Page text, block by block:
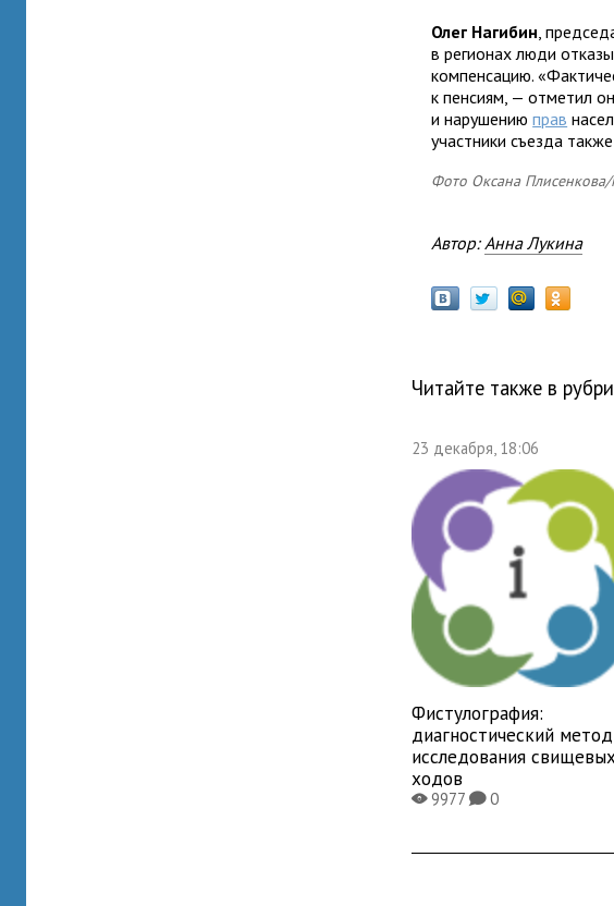
Олег Нагибин,
в регионах люди
компенсацию.
к пенсиям, — отметил
и нарушениюправ
участники съезда
Фото Оксана
Автор:Анна Лукина
Читайте также в
23 декабря, 18:06
Фистулография:
диагностический метод
исследования
ходов
X9977K0